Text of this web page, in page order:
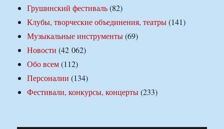
Грушинский фестиваль(82)
Клубы, творческие объединения, театры(141)
Музыкальные инструменты(69)
Новости (42 062)
Обо всем(112)
Персоналии (134)
Фестивали, конкурсы, концерты(233)